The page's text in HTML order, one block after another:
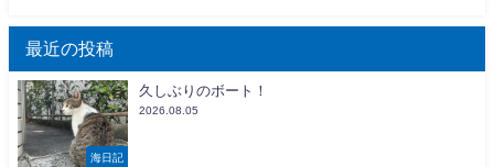
最近の投稿
海日記
久しぶりのボート！
2026.08.05